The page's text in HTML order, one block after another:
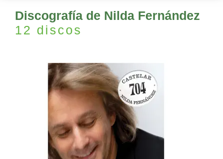
Discografía de Nilda Fernández
12 discos